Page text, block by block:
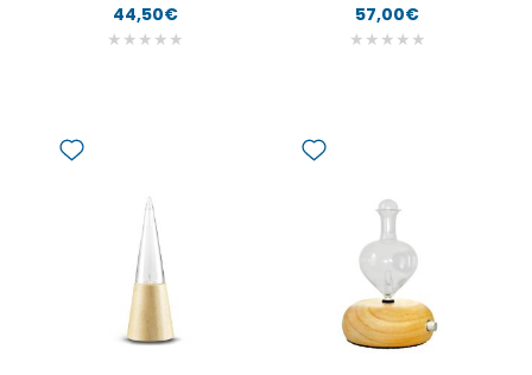
44,50€
★ ★ ★ ★ ★
57,00€
★ ★ ★ ★ ★